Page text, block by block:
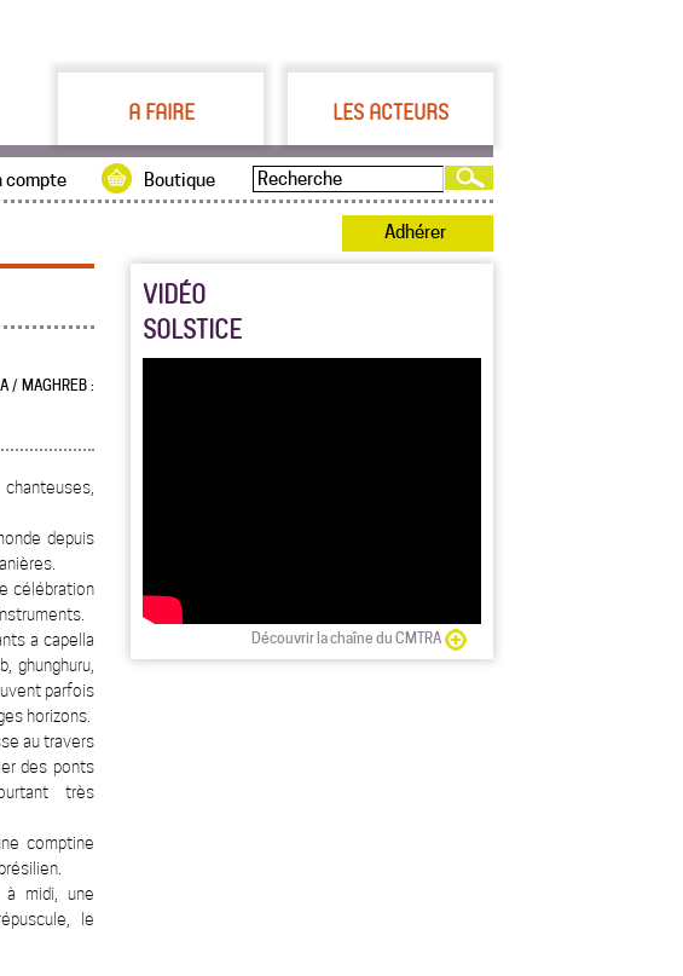
A FAIRE LES ACTEURS
Boutique
compte
Adhérer
/ MAGHREB :
depuis
célébration
a capella
ghunghuru,
parfois
horizons.
au travers
des ponts
très
comptine
à midi, une
le
VIDÉO
SOLSTICE
Découvrir la chaîne du CMTRA